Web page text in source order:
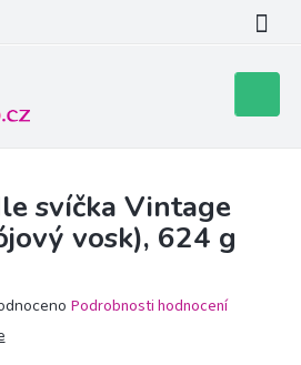
košík
svíčka Vintage
vosk), 624 g
Podrobnosti hodnocení